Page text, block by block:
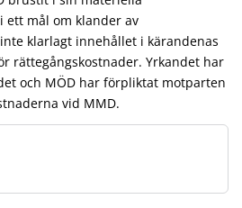
ett mål om klander av
klarlagt innehållet i kärandenas
rättegångskostnader. Yrkandet har
och MÖD har förpliktat motparten
vid MMD.